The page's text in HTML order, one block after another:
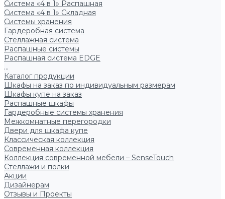
Система «4 в 1» Распашная
Система «4 в 1» Складная
Системы хранения
Гардеробная система
Стеллажная система
Распашные системы
Распашная система EDGE
...
Каталог продукции
Шкафы на заказ по индивидуальным размерам
Шкафы купе на заказ
Распашные шкафы
Гардеробные системы хранения
Межкомнатные перегородки
Двери для шкафа купе
Классическая коллекция
Современная коллекция
Коллекция современной мебели – SenseTouch
Стеллажи и полки
Акции
Дизайнерам
Отзывы и Проекты